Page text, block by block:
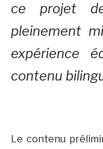
ce projet
pleinement
expérience
contenu
Le contenu